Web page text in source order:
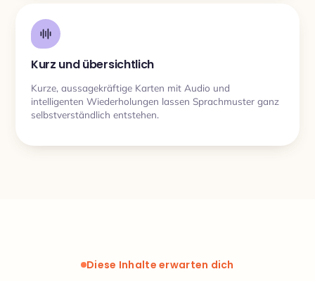
Kurz und übersichtlich
Kurze, aussagekräftige Karten mit Audio und
intelligenten Wiederholungen lassen Sprachmuster ganz
selbstverständlich entstehen.
Diese Inhalte erwarten dich